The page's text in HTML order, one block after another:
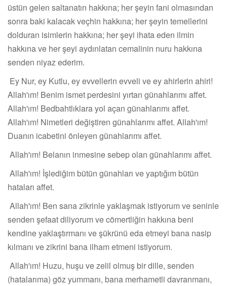
üstün gelen saltanatın hakkına; her şeyin fani olmasından
sonra baki kalacak veçhin hakkına; her şeyin temellerini
dolduran isimlerin hakkına; her şeyi ihata eden ilmin
hakkına ve her şeyi aydınlatan cemalinin nuru hakkına
senden niyaz ederim.
Ey Nur, ey Kutlu, ey evvellerin evveli ve ey ahirlerin ahiri!
Allah'ım! Benim ismet perdesini yırtan günahlarımı affet.
Allah'ım! Bedbahtlıklara yol açan günahlarımı affet.
Allah'ım! Nimetleri değiştiren günahlarımı affet. Allah'ım!
Duanın icabetini önleyen günahlarımı affet.
Allah'ım! Belanın inmesine sebep olan günahlarımı affet.
Allah'ım! İşlediğim bütün günahları ve yaptığım bütün
hataları affet.
Allah'ım! Ben sana zikrinle yaklaşmak istiyorum ve seninle
senden şefaat diliyorum ve cömertliğin hakkına beni
kendine yaklaştırmanı ve şükrünü eda etmeyi bana nasip
kılmanı ve zikrini bana ilham etmeni istiyorum.
Allah'ım! Huzu, huşu ve zelil olmuş bir dille, senden
(hatalarıma) göz yummanı, bana merhametli davranmanı,